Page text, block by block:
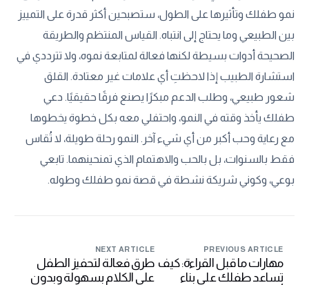
نمو طفلك وتأثيرها على الطول، ستصبحين أكثر قدرة على التمييز
بين الطبيعي وما يحتاج إلى انتباه. القياس المنتظم والطريقة
الصحيحة أدوات بسيطة لكنها فعالة لمتابعة نموه، ولا تترددي في
استشارة الطبيب إذا لاحظتِ أي علامات غير معتادة. القلق
شعور طبيعي، وطلب الدعم مبكرًا يصنع فرقًا حقيقيًا. دعي
طفلك يأخذ وقته في النمو، واحتفلي معه بكل خطوة يخطوها
مع رعاية وحب أكبر من أي شيء آخر. النمو رحلة طويلة، لا تُقاس
فقط بالسنوات، بل بالحب والاهتمام الذي تمنحينهما. تابعي
بوعي، وكوني شريكة نشطة في قصة نمو طفلك وطوله.
PREVIOUS ARTICLE
مهارات ما قبل القراءة: كيف
تساعد طفلك على بناء
NEXT ARTICLE
طرق فعالة لتحفيز الطفل
على الكلام بسهولة وبدون